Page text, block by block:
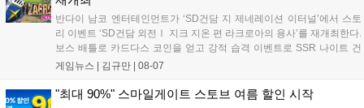
으고 있습니다....
반다이 남코 엔터테인먼트가 ‘SD건담 지 제네레이션 이터널’에서 스토
리 이벤트 ‘SD건담 외전Ⅰ 지크 지온 편 라크로아의 용사’를 재개최한다.
보스 배틀로 카드다스 코인을 얻고 강적 습격 이벤트로 SSR 나이트 건
담을 획득할 수 있다. 로그인 보너스로 최대 다이아 3,000개를 지급하며,
원 증정한다. 또한 9월 30일까지 공식 유튜브에서 특별 프로그램을 시청
게임뉴스 | 김규만 | 08-07
"최대 90%" 스마일게이트 스토브 여름 할인 시작